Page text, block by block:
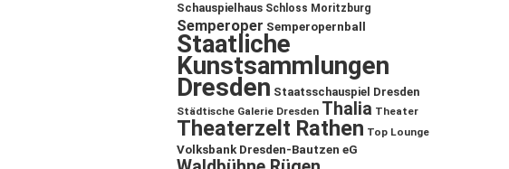
Schauspielhaus Schloss Moritzburg
Semperoper Semperopernball
Staatliche
Kunstsammlungen
Dresden Staatsschauspiel Dresden
Städtische Galerie Dresden Thalia Theater
Theaterzelt Rathen Top Lounge
Volksbank Dresden-Bautzen eG